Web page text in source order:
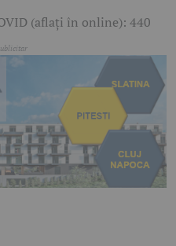
(aflați în online): 440